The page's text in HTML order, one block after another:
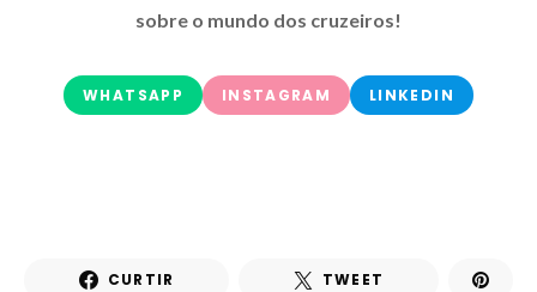
sobre o mundo dos cruzeiros!
WHATSAPP INSTAGRAM LINKEDIN
CURTIR TWEET